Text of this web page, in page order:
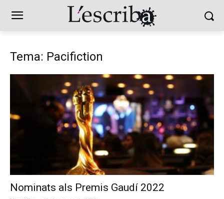
Tema: Pacifiction
Nominats als Premis Gaudí 2022